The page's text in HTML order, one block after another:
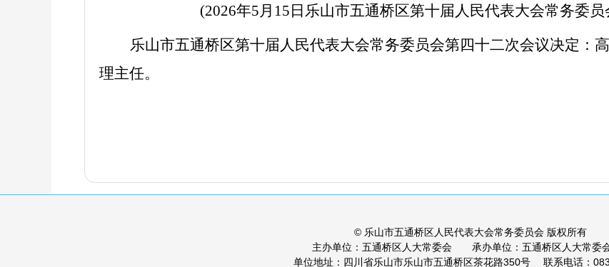
(2026年5月 15 日乐山市五通桥区第十届人民代表大会常务委
乐山市五通桥区第十届人民代表大会常务委员会第四十二次会议决定：
理主任。
© 乐山市五通桥区人民代表大会常务委员会 版权所有
主办单位：五通桥区人大常委会 承办单位：五通桥区人大常委
单位地址：四川省乐山市乐山市五通桥区茶花路350号 联系电话：